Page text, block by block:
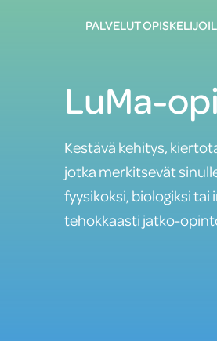
PALVELUT
LuMa-
Kestävä kehitys,
jotka merkitsevät
fyysikoksi, biologiksi
tehokkaasti jatko-